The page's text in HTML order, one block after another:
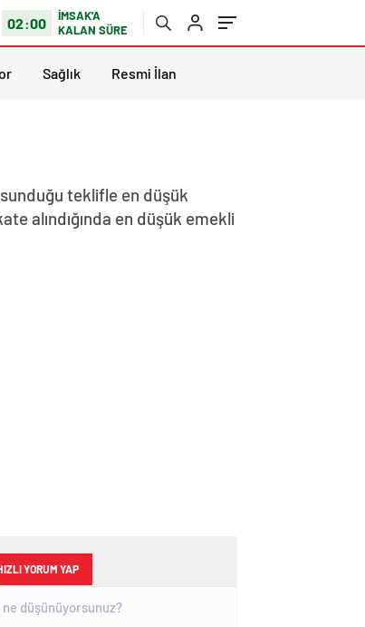
02:00
İMSAK'A
KALAN SÜRE
Sağlık Resmi İlan
sunduğu teklifle en düşük
alındığında en düşük emekli
YORUM YAP